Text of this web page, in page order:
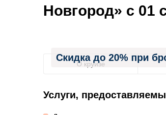
Новгород» с 01
Скидка до 20% при
О круизе
Услуги,